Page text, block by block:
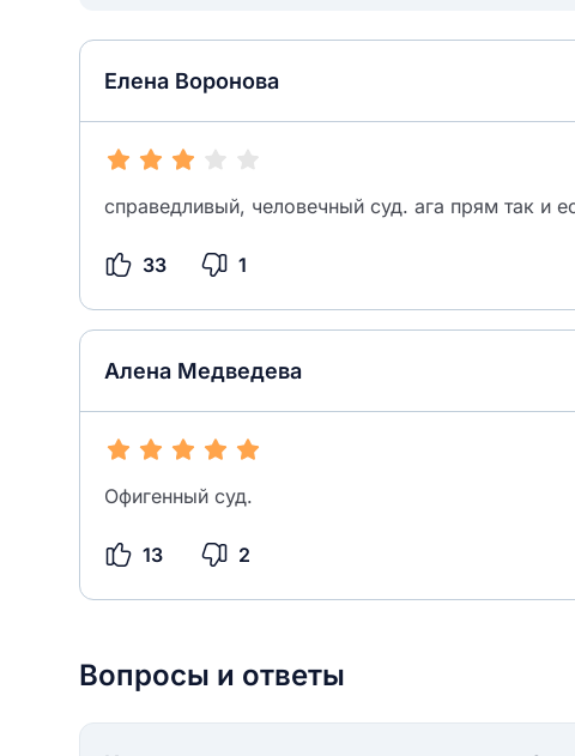
Елена Воронова
справедливый, человечный суд. ага прям так и
33 1
Алена Медведева
Офигенный суд.
13 2
Вопросы и ответы